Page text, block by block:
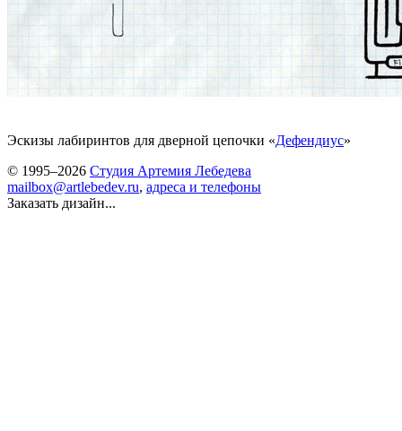
Эскизы лабиринтов для дверной цепочки «Дефендиус»
© 1995–2026 Студия Артемия Лебедева
mailbox@artlebedev.ru, адреса и телефоны
Заказать дизайн...